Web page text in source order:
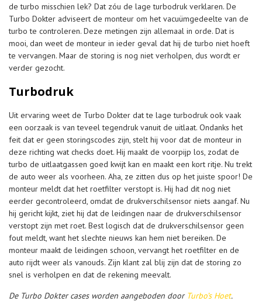
de turbo misschien lek? Dat zóu de lage turbodruk verklaren. De
Turbo Dokter adviseert de monteur om het vacuümgedeelte van de
turbo te controleren. Deze metingen zijn allemaal in orde. Dat is
mooi, dan weet de monteur in ieder geval dat hij de turbo niet hoeft
te vervangen. Maar de storing is nog niet verholpen, dus wordt er
verder gezocht.
Turbodruk
Uit ervaring weet de Turbo Dokter dat te lage turbodruk ook vaak
een oorzaak is van teveel tegendruk vanuit de uitlaat. Ondanks het
feit dat er geen storingscodes zijn, stelt hij voor dat de monteur in
deze richting wat checks doet. Hij maakt de voorpijp los, zodat de
turbo de uitlaatgassen goed kwijt kan en maakt een kort ritje. Nu trekt
de auto weer als voorheen. Aha, ze zitten dus op het juiste spoor! De
monteur meldt dat het roetfilter verstopt is. Hij had dit nog niet
eerder gecontroleerd, omdat de drukverschilsensor niets aangaf. Nu
hij gericht kijkt, ziet hij dat de leidingen naar de drukverschilsensor
verstopt zijn met roet. Best logisch dat de drukverschilsensor geen
fout meldt, want het slechte nieuws kan hem niet bereiken. De
monteur maakt de leidingen schoon, vervangt het roetfilter en de
auto rijdt weer als vanouds. Zijn klant zal blij zijn dat de storing zo
snel is verholpen en dat de rekening meevalt.
De Turbo Dokter cases worden aangeboden door Turbo’s Hoet.